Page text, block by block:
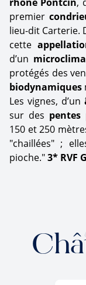
premier
lieu-dit Carterie.
cette
d’un
protégés des
biodynamiques
Les vignes, d’un
sur des pentes
150 et 250
"chaillées" ;
pioche."3* RVF